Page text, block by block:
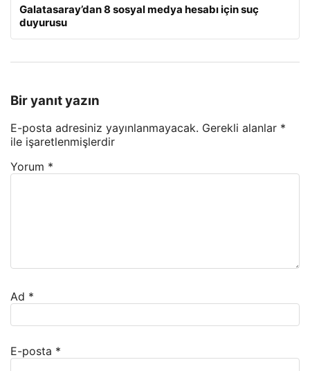
Galatasaray’dan 8 sosyal medya hesabı için suç
duyurusu
Bir yanıt yazın
E-posta adresiniz yayınlanmayacak. Gerekli alanlar *
ile işaretlenmişlerdir
Yorum *
Ad *
E-posta *